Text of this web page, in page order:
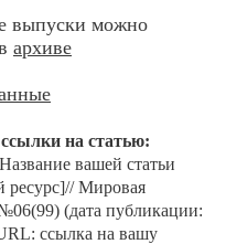
выпуски можно
архиве
на статью:
вание вашей статьи
ресурс]// Мировая
(99) (дата публикации:
ссылка на вашу